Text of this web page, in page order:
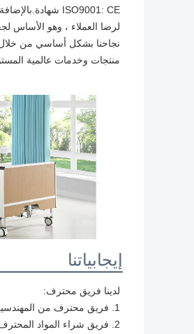
منتجات وخدمات عالمية
إيجابياتنا
لدينا فريق محترف:
1. فريق محترف من المهندسين لضمان منتجات عالية الجودة وتقديم خدمات تخصيص المنتجات المهنية.
2. فريق شراء المواد المحترف يقلل من تكلفة المنتجات ويزود منتجاتنا بالقدرة التنافسية.